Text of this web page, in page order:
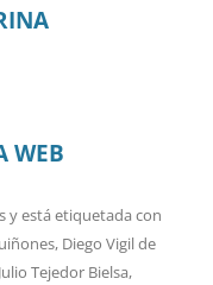
WEB
y está etiquetada con
, Diego Vigil de
Julio Tejedor Bielsa,